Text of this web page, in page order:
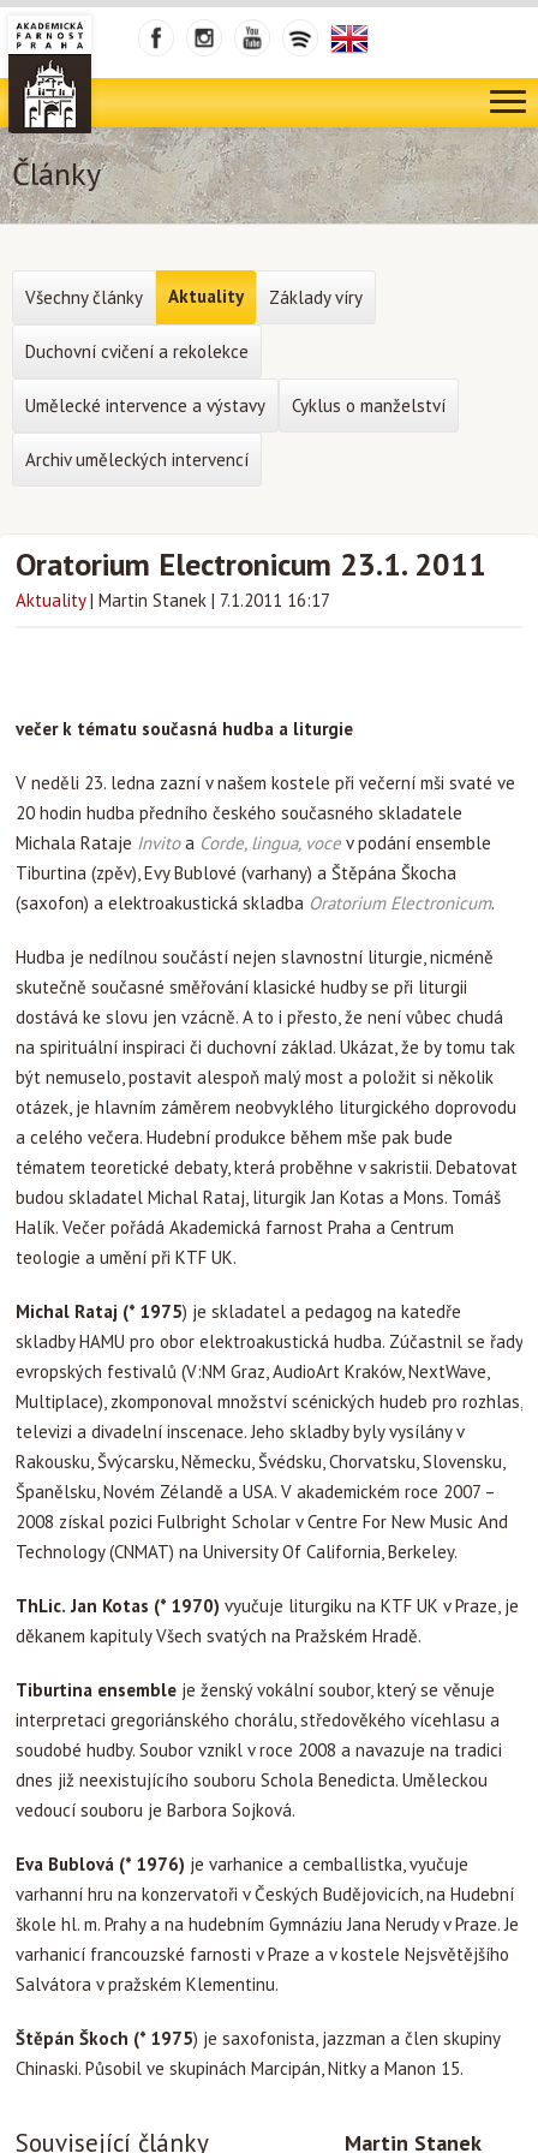
Články
Oratorium Electronicum 23.1. 2011
Aktuality | Martin Stanek | 7.1.2011 16:17
večer k tématu současná hudba a liturgie
V neděli 23. ledna zazní v našem kostele při večerní mši svaté ve
20 hodin hudba předního českého současného skladatele
Michala Rataje Invitoa Corde, lingua, voce v podání ensemble
Tiburtina (zpěv), Evy Bublové (varhany) a Štěpána Škocha
(saxofon) a elektroakustická skladba Oratorium Electronicum.
Hudba je nedílnou součástí nejen slavnostní liturgie, nicméně
skutečně současné směřování klasické hudby se při liturgii
dostává ke slovu jen vzácně. A to i přesto, že není vůbec chudá
na spirituální inspiraci či duchovní základ. Ukázat, že by tomu tak
být nemuselo, postavit alespoň malý most a položit si několik
otázek, je hlavním záměrem neobvyklého liturgického doprovodu
a celého večera. Hudební produkce během mše pak bude
tématem teoretické debaty, která proběhne v sakristii. Debatovat
budou skladatel Michal Rataj, liturgik Jan Kotas a Mons. Tomáš
Halík. Večer pořádá Akademická farnost Praha a Centrum
teologie a umění při KTF UK.
Michal Rataj (* 1975) je skladatel a pedagog na katedře
skladby HAMU pro obor elektroakustická hudba. Zúčastnil se řady
evropských festivalů (V:NM Graz, AudioArt Kraków, NextWave,
Multiplace), zkomponoval množství scénických hudeb pro rozhlas,
televizi a divadelní inscenace. Jeho skladby byly vysílány v
Rakousku, Švýcarsku, Německu, Švédsku, Chorvatsku, Slovensku,
Španělsku, Novém Zélandě a USA. V akademickém roce 2007 –
2008 získal pozici Fulbright Scholar v Centre For New Music And
Technology (CNMAT) na University Of California, Berkeley.
ThLic. Jan Kotas (* 1970) vyučuje liturgiku na KTF UK v Praze, je
děkanem kapituly Všech svatých na Pražském Hradě.
Tiburtina ensemble je ženský vokální soubor, který se věnuje
interpretaci gregoriánského chorálu, středověkého vícehlasu a
soudobé hudby. Soubor vznikl v roce 2008 a navazuje na tradici
dnes již neexistujícího souboru Schola Benedicta. Uměleckou
vedoucí souboru je Barbora Sojková.
Eva Bublová (* 1976) je varhanice a cemballistka, vyučuje
varhanní hru na konzervatoři v Českých Budějovicích, na Hudební
škole hl. m. Prahy a na hudebním Gymnáziu Jana Nerudy v Praze. Je
varhanicí francouzské farnosti v Praze a v kostele Nejsvětějšího
Salvátora v pražském Klementinu.
Štěpán Škoch (* 1975) je saxofonista, jazzman a člen skupiny
Chinaski. Působil ve skupinách Marcipán, Nitky a Manon 15.
Související články Martin Stanek
Všechny články Aktuality Základy víry
Duchovní cvičení a rekolekce
Umělecké intervence a výstavy Cyklus o manželství
Archiv uměleckých intervencí